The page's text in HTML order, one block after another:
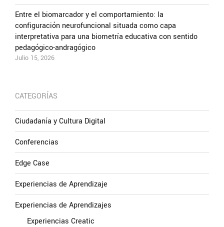
Entre el biomarcador y el comportamiento: la
configuración neurofuncional situada como capa
interpretativa para una biometría educativa con sentido
pedagógico-andragógico
Julio 15, 2026
CATEGORÍAS
Ciudadanía y Cultura Digital
Conferencias
Edge Case
Experiencias de Aprendizaje
Experiencias de Aprendizajes
Experiencias Creatic